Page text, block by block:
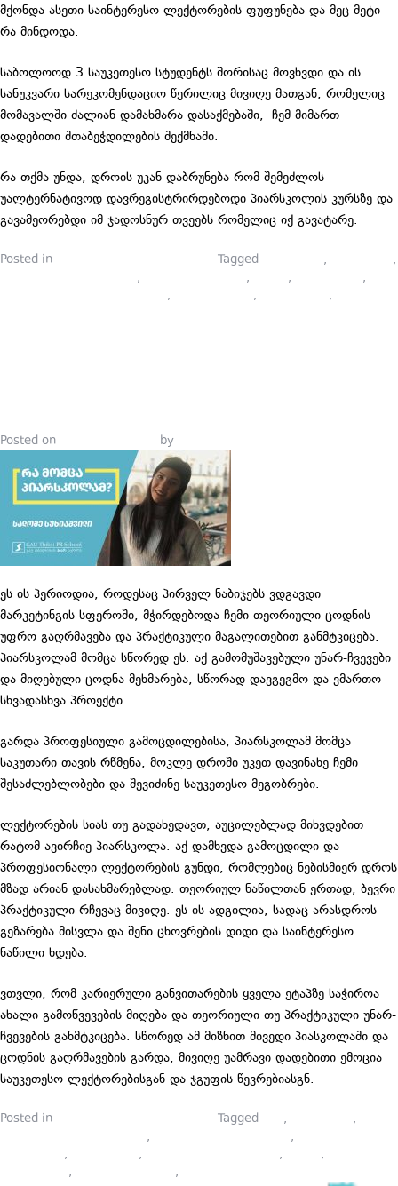
მქონდა ასეთი საინტერესო ლექტორების ფუფუნება და მეც მეტი
რა მინდოდა.
საბოლოოდ 3 საუკეთესო სტუდენტს შორისაც მოვხვდი და ის
სანუკვარი სარეკომენდაციო წერილიც მივიღე მათგან, რომელიც
მომავალში ძალიან დამახმარა დასაქმებაში, ჩემ მიმართ
დადებითი შთაბეჭდილების შექმნაში.
რა თქმა უნდა, დროის უკან დაბრუნება რომ შემეძლოს
უალტერნატივოდ დავრეგისტრირდებოდი პიარსკოლის კურსზე და
გავამეორებდი იმ ჯადოსნურ თვეებს რომელიც იქ გავატარე.
Posted in Tagged ,
,
, , ,
,
, ,
,
Posted on by
ეს ის პერიოდია, როდესაც პირველ ნაბიჯებს ვდგავდი
მარკეტინგის სფეროში, მჭირდებოდა ჩემი თეორიული ცოდნის
უფრო გაღრმავება და პრაქტიკული მაგალითებით განმტკიცება.
პიარსკოლამ მომცა სწორედ ეს. აქ გამომუშავებული უნარ-ჩვევები
და მიღებული ცოდნა მეხმარება, სწორად დავგეგმო და ვმართო
სხვადასხვა პროექტი.
გარდა პროფესიული გამოცდილებისა, პიარსკოლამ მომცა
საკუთარი თავის რწმენა, მოკლე დროში უკეთ დავინახე ჩემი
შესაძლებლობები და შევიძინე საუკეთესო მეგობრები.
ლექტორების სიას თუ გადახედავთ, აუცილებლად მიხვდებით
რატომ ავირჩიე პიარსკოლა. აქ დამხვდა გამოცდილი და
პროფესიონალი ლექტორების გუნდი, რომლებიც ნებისმიერ დროს
მზად არიან დასახმარებლად. თეორიულ ნაწილთან ერთად, ბევრი
პრაქტიკული რჩევაც მივიღე. ეს ის ადგილია, სადაც არასდროს
გეზარება მისვლა და შენი ცხოვრების დიდი და საინტერესო
ნაწილი ხდება.
ვთვლი, რომ კარიერული განვითარების ყველა ეტაპზე საჭიროა
ახალი გამოწვევების მიღება და თეორიული თუ პრაქტიკული უნარ-
ჩვევების განმტკიცება. სწორედ ამ მიზნით მივედი პიასკოლაში და
ცოდნის გაღრმავების გარდა, მივიღე უამრავი დადებითი ემოცია
საუკეთესო ლექტორებისგან და ჯგუფის წევრებიასგნ.
Posted in Tagged ,
,
, ,
, , ,
,
, ,